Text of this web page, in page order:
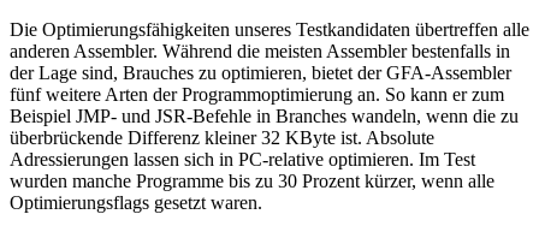
Die Optimierungsfähigkeiten unseres Testkandidaten übertreffen alle
anderen Assembler. Während die meisten Assembler bestenfalls in
der Lage sind, Brauches zu optimieren, bietet der GFA-Assembler
fünf weitere Arten der Programmoptimierung an. So kann er zum
Beispiel JMP- und JSR-Befehle in Branches wandeln, wenn die zu
überbrückende Differenz kleiner 32 KByte ist. Absolute
Adressierungen lassen sich in PC-relative optimieren. Im Test
wurden manche Programme bis zu 30 Prozent kürzer, wenn alle
Optimierungsflags gesetzt waren.